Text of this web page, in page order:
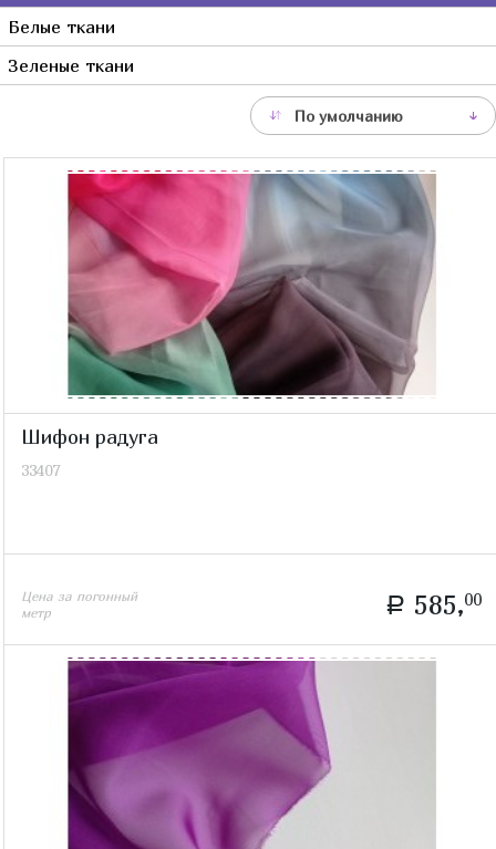
Хаки
Черный
Сиреневый
Белые ткани
Зеленые ткани
По умолчанию
Шифон радуга
33407
Цена за погонный
метр
a 585,00